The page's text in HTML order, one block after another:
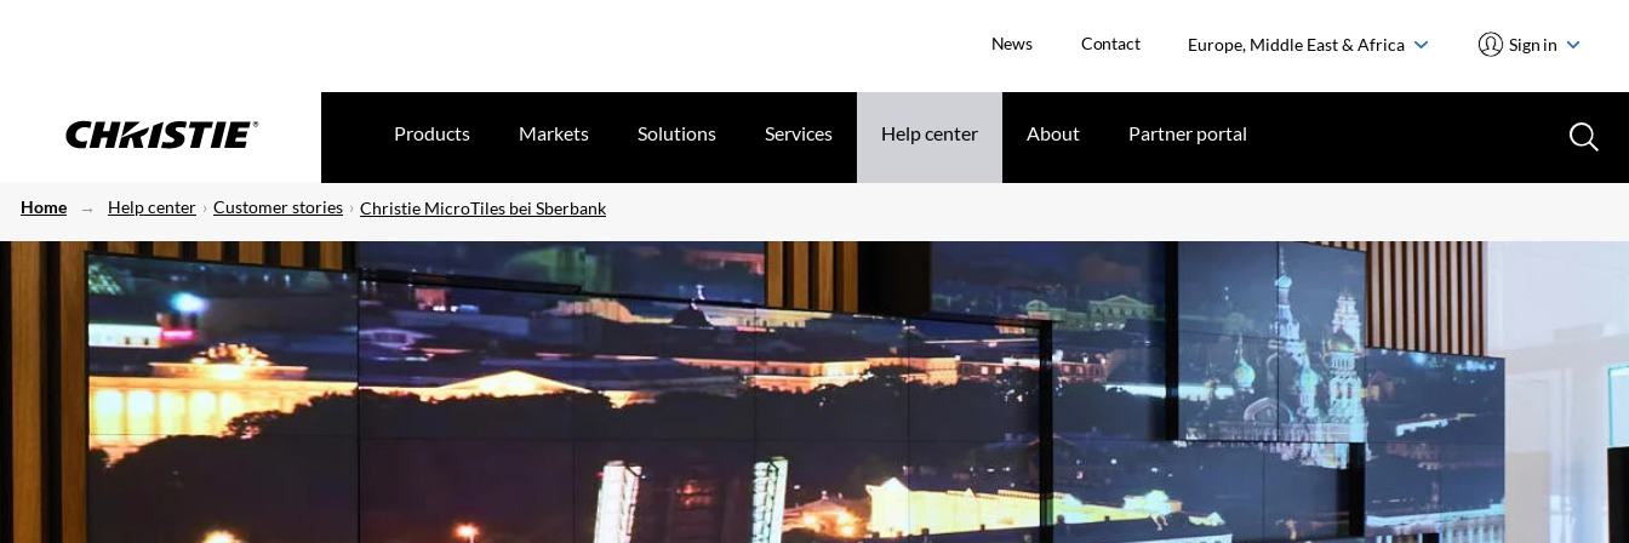
News Contact Europe, Middle East & Africa Sign in
Products Markets Solutions Services Help center About Partner portal
Home Help center Customer stories Christie MicroTiles bei Sberbank